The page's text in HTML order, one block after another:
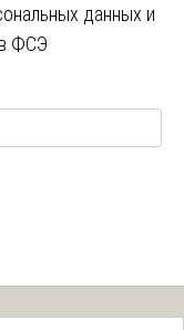
данных и
ФСЭ